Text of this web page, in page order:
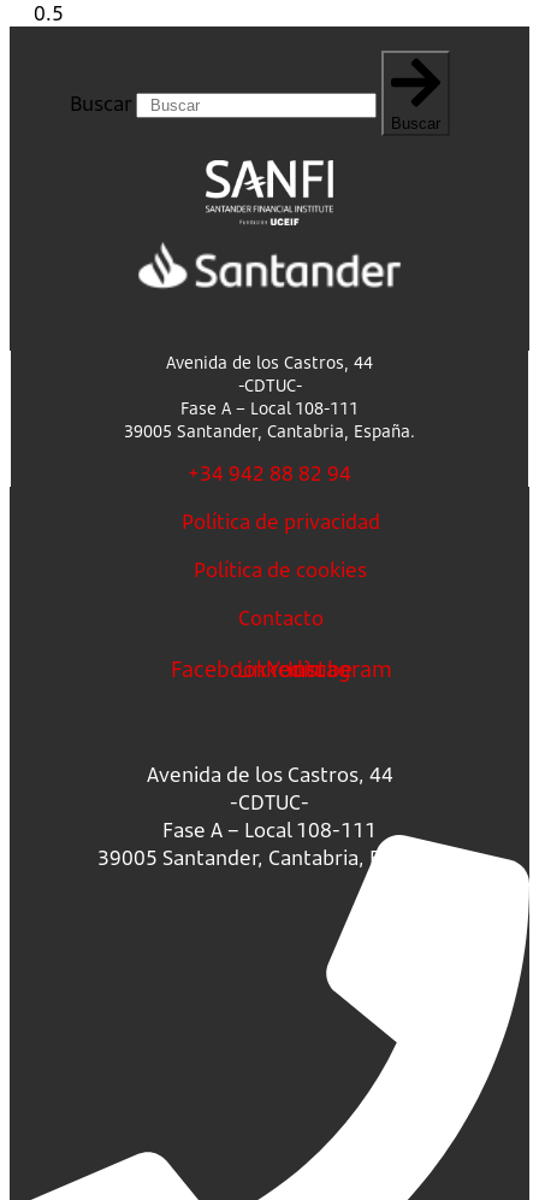
Buscar
Buscar
Avenida de los Castros, 44
-CDTUC-
Fase A – Local 108-111
39005 Santander, Cantabria, España.
+34 942 88 82 94
Política de privacidad
Política de cookies
Contacto
FacebookLinkedin
Youtube
Instagram
Avenida de los Castros, 44
-CDTUC-
Fase A – Local 108-111
39005 Santander, Cantabria, España.